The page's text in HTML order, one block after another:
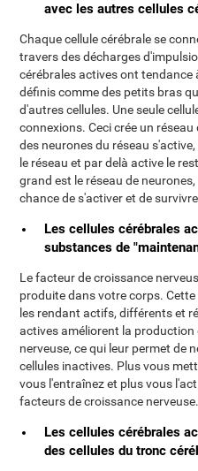
avec les autres cellules
Chaque cellule cérébrale se
travers des décharges
cérébrales actives ont tendance
définis comme des petits bras
d'autres cellules. Une seule
connexions. Ceci crée un
des neurones du réseau
le réseau et par delà active le
grand est le réseau de
chance de s'activer et de
Les cellules cérébrales
substances de
Le facteur de croissance
produite dans votre corps.
les rendant actifs, différents et
actives améliorent la
nerveuse, ce qui leur permet de
cellules inactives. Plus vous
vous l'entraînez et plus vous
facteurs de croissance nerveuse.
Les cellules cérébrales
des cellules du tronc